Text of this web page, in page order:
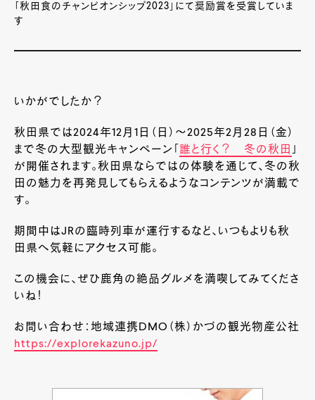
「秋田食のチャンピオンシップ2023」にて奨励賞を受賞していま
す
いかがでしたか？
秋田県では2024年12月1日（日）～2025年2月28日（金）
まで冬の大型観光キャンペーン「 誰と行く？ 冬の秋田
が開催されます。秋田県ならではの体験を通じて、冬の秋
田の魅力を再発見してもらえるようなコンテンツが満載で
す。
期間中はJRの臨時列車が運行するなど、いつもよりも秋
田県へ気軽にアクセス可能。
この機会に、ぜひ鹿角の絶品グルメを満喫してみてくださ
いね！
お問い合わせ：地域連携 DMO （株）かづの観光物産公社
https://explorekazuno.jp/